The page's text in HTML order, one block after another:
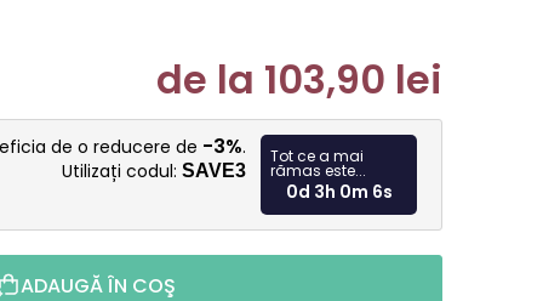
de la 103,90 lei
Evaluare
de o reducere de -3%.
Utilizați codul: SAVE3
Tot ce a mai
rămas este...
0d 3h 0m 5s
ADAUGĂ ÎN COŞ